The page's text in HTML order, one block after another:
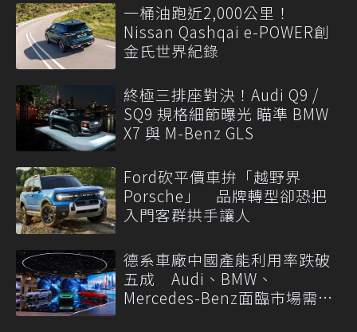
一桶油跑近2,000公里！
Nissan Qashqai e-POWER創
金氏世界紀錄
終極三排座對決！Audi Q9 /
SQ9 規格細節曝光 瞄準 BMW
X7 與 M-Benz GLS
Ford砍平價車拚「越野界
Porsche」 品牌轉型卻恐把
入門客群拱手讓人
德系車廠中國產能利用率跌破
五成 Audi、BMW、
Mercedes-Benz面臨市場需求